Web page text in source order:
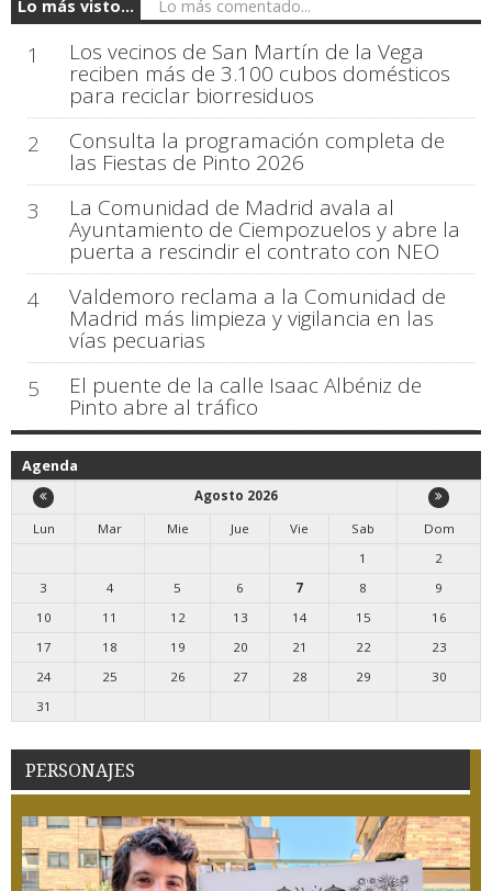
Lo más visto... Lo más comentado...
1 Los vecinos de San Martín de la Vega
reciben más de 3.100 cubos domésticos
para reciclar biorresiduos
2
Consulta la programación completa de
las Fiestas de Pinto 2026
3
La Comunidad de Madrid avala al
Ayuntamiento de Ciempozuelos y abre la
puerta a rescindir el contrato con NEO
4
Valdemoro reclama a la Comunidad de
Madrid más limpieza y vigilancia en las
vías pecuarias
5
El puente de la calle Isaac Albéniz de
Pinto abre al tráfico
Agenda
Agosto 2026
Lun
Mar Mie Jue Vie Sab
Dom
1
2
3
4 5 6 7 8
9
10
11 12 13 14 15
16
17
18 19 20 21 22
23
24
25 26 27 28 29
30
31
PERSONAJES